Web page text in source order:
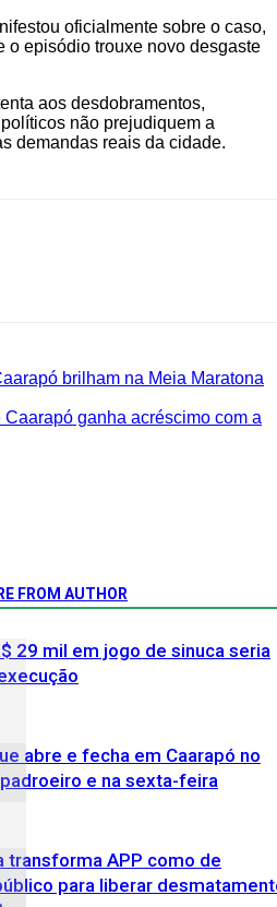
oficialmente sobre o caso,
o episódio trouxe novo desgaste
aos desdobramentos,
não prejudiquem a
demandas reais da cidade.
brilham na Meia Maratona
Caarapó ganha acréscimo com a
FROM AUTHOR
29 mil em jogo de sinuca seria
abre e fecha em Caarapó no
e na sexta-feira
transforma APP como de
para liberar